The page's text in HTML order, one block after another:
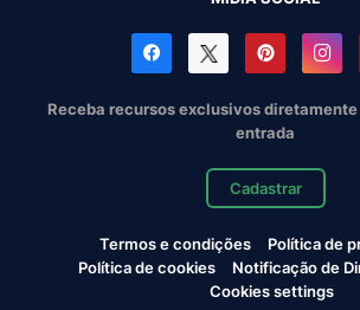
Receba recursos exclusivos
entrada
Cadastrar
Termos e condições
Política de
Política de cookies
Notificação de
Cookies settings